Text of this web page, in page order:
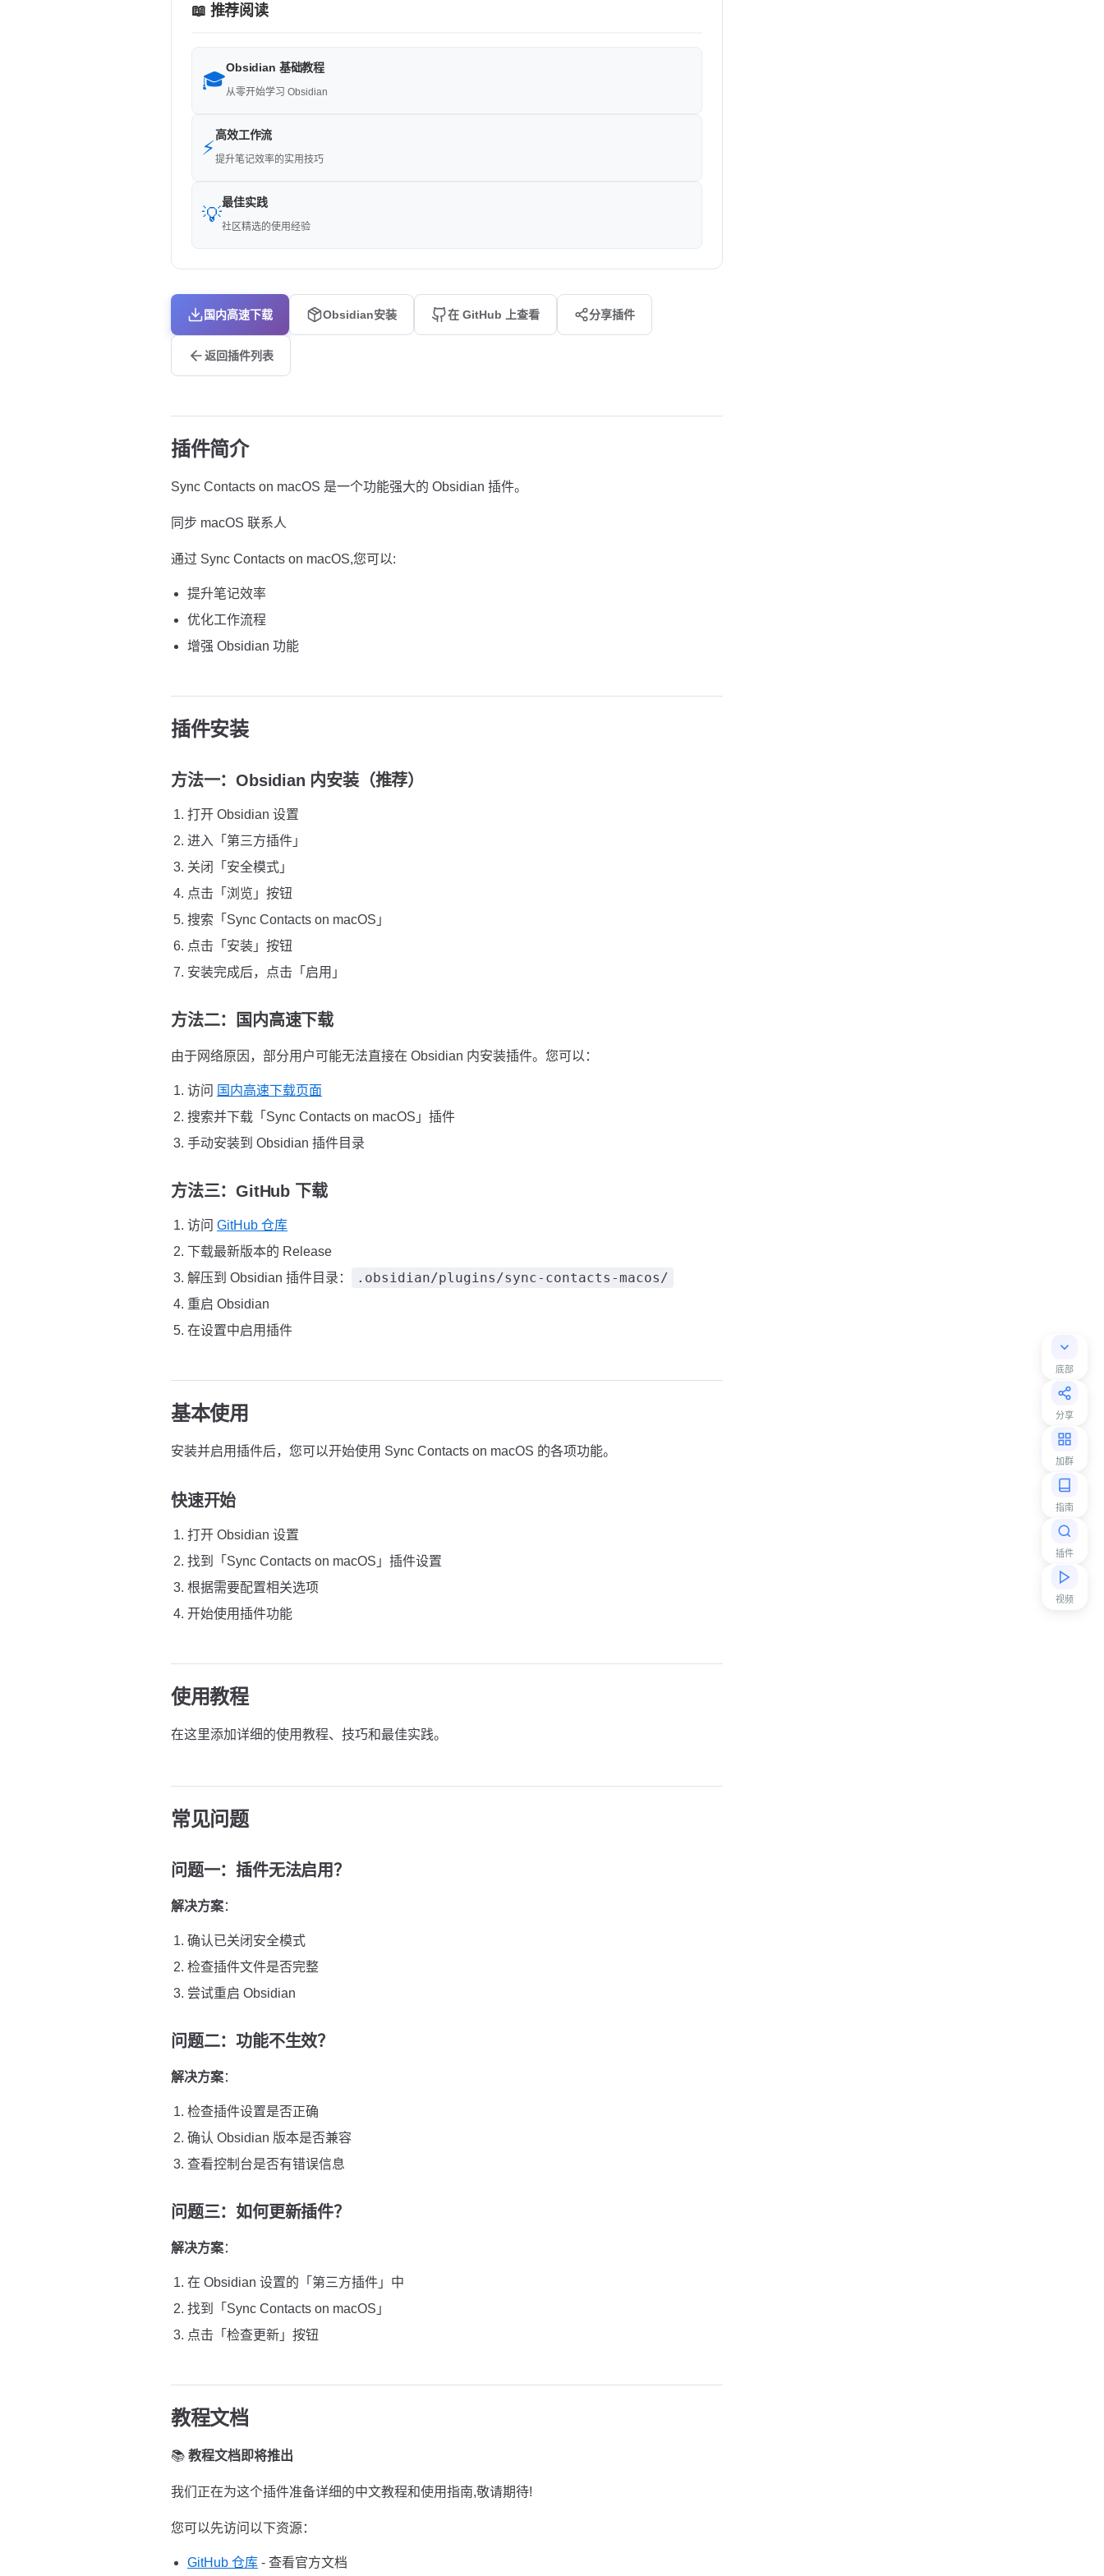
底部
分享
加群
指南
插件
视频
📖 推荐阅读
🎓
Obsidian 基础教程
从零开始学习 Obsidian
⚡
高效工作流
提升笔记效率的实用技巧
💡
最佳实践
社区精选的使用经验
国内高速下载 Obsidian安装 在 GitHub 上查看 分享插件
返回插件列表
插件简介
Sync Contacts on macOS 是一个功能强大的 Obsidian 插件。
同步 macOS 联系人
通过 Sync Contacts on macOS,您可以:
提升笔记效率
优化工作流程
增强 Obsidian 功能
插件安装
方法一：Obsidian 内安装（推荐）
打开 Obsidian 设置
进入「第三方插件」
关闭「安全模式」
点击「浏览」按钮
搜索「Sync Contacts on macOS」
点击「安装」按钮
安装完成后，点击「启用」
方法二：国内高速下载
由于网络原因，部分用户可能无法直接在 Obsidian 内安装插件。您可以：
访问 国内高速下载页面
搜索并下载「Sync Contacts on macOS」插件
手动安装到 Obsidian 插件目录
方法三：GitHub 下载
访问 GitHub 仓库
下载最新版本的 Release
解压到 Obsidian 插件目录：
.obsidian/plugins/sync-contacts-macos/
重启 Obsidian
在设置中启用插件
基本使用
安装并启用插件后，您可以开始使用 Sync Contacts on macOS 的各项功能。
快速开始
打开 Obsidian 设置
找到「Sync Contacts on macOS」插件设置
根据需要配置相关选项
开始使用插件功能
使用教程
在这里添加详细的使用教程、技巧和最佳实践。
常见问题
问题一：插件无法启用？
解决方案：
确认已关闭安全模式
检查插件文件是否完整
尝试重启 Obsidian
问题二：功能不生效？
解决方案：
检查插件设置是否正确
确认 Obsidian 版本是否兼容
查看控制台是否有错误信息
问题三：如何更新插件？
解决方案：
在 Obsidian 设置的「第三方插件」中
找到「Sync Contacts on macOS」
点击「检查更新」按钮
教程文档
📚 教程文档即将推出
我们正在为这个插件准备详细的中文教程和使用指南,敬请期待!
您可以先访问以下资源：
GitHub 仓库 - 查看官方文档